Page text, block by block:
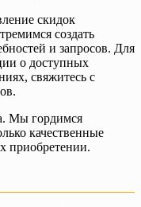
скидок
создать
и запросов. Для
о доступных
свяжитесь с
Мы гордимся
качественные
приобретении.